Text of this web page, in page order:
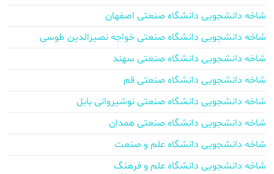
شاخه دانشجویی دانشگاه صنعتی اصفهان
شاخه دانشجویی دانشگاه صنعتی خواجه نصیرالدین طوسی
شاخه دانشجویی دانشگاه صنعتی سهند
شاخه دانشجویی دانشگاه صنعتی قم
شاخه دانشجویی دانشگاه صنعتی نوشیروانی بابل
شاخه دانشجویی دانشگاه صنعتی همدان
شاخه دانشجویی دانشگاه علم و صنعت
شاخه دانشجویی دانشگاه علم و فرهنگ